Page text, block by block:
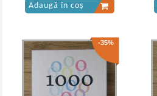
Adaugă în coș
-35%